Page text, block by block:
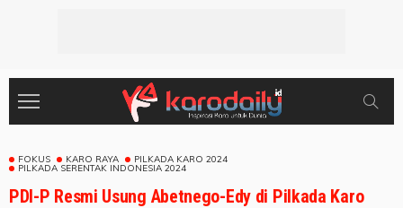
FOKUS KARO RAYA PILKADA KARO 2024
PILKADA SERENTAK INDONESIA 2024
PDI-P Resmi Usung Abetnego-Edy di Pilkada Karo